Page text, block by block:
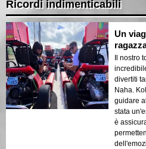
Ricordi indimenticabili
Un
Il nostro
divertiti
Naha.
guidare
stata
è